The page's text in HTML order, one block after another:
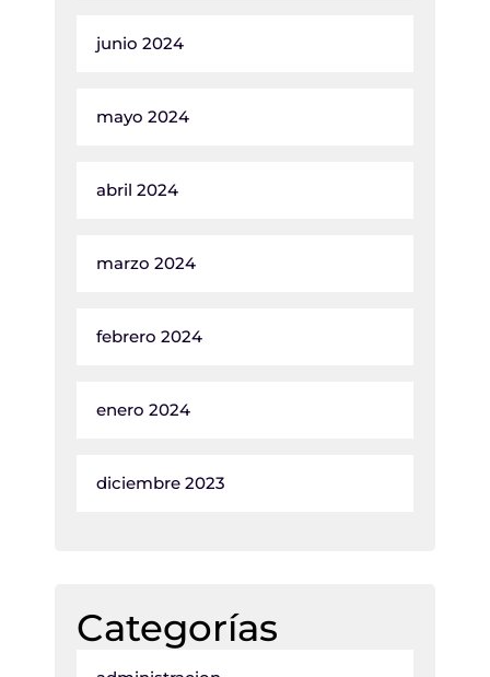
junio 2024
mayo 2024
abril 2024
marzo 2024
febrero 2024
enero 2024
diciembre 2023
Categorías